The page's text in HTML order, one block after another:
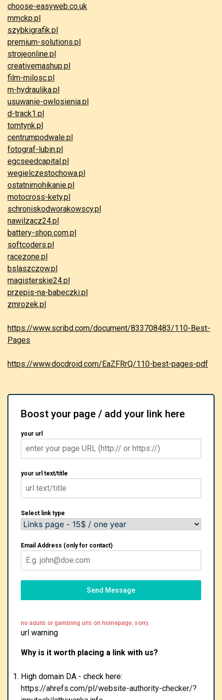
choose-easyweb.co.uk
mmckp.pl
szybkigrafik.pl
premium-solutions.pl
strojeonline.pl
creativemashup.pl
film-milosc.pl
m-hydraulika.pl
usuwanie-owlosienia.pl
d-track1.pl
tomtynk.pl
centrumpodwale.pl
fotograf-lubin.pl
egcseedcapital.pl
wegielczestochowa.pl
ostatnimohikanie.pl
motocross-kety.pl
schroniskodworakowscy.pl
nawilzacz24.pl
battery-shop.com.pl
softcoders.pl
racezone.pl
bslaszczow.pl
magisterskie24.pl
przepis-na-babeczki.pl
zmrozek.pl
https://www.scribd.com/document/833708483/110-Best-
Pages
https://www.docdroid.com/EaZFRrQ/110-best-pages-pdf
Boost your page / add your link here
your url
your url text/title
Select link type
Email Address (only for contact)
Send Message
url warning
Why is it worth placing a link with us?
High domain DA - check here:
https://ahrefs.com/pl/website-authority-checker/?